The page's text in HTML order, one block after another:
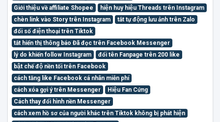
Giới thiệu về affiliate Shopee
hiện huy hiệu Threads trên Instagram
chèn link vào Story trên Instagram
tắt tự động lưu ảnh trên Zalo
đổi số điện thoại trên Tiktok
tắt hiển thị thông báo Đã đọc trên Facebook Messenger
lý do khiến follow Instagram
đổi tên Fanpage trên 200 like
bật chế độ nền tối trên Facebook
cách tăng like Facebook cá nhân miễn phí
cách xóa gợi ý trên Messenger
Hiệu Fan Cứng
Cách thay đổi hình nền Messenger
cách xem hồ sơ của người khác trên Tiktok không bị phát hiện